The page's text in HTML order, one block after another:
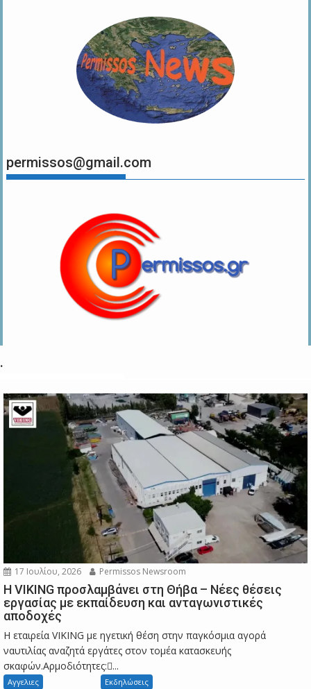
permissos@gmail.com
.
17 Ιουλίου, 2026 Permissos Newsroom
Η VIKING προσλαμβάνει στη Θήβα – Νέες θέσεις
εργασίας με εκπαίδευση και ανταγωνιστικές
αποδοχές
Η εταιρεία VIKING με ηγετική θέση στην παγκόσμια αγορά
ναυτιλίας αναζητά εργάτες στον τομέα κατασκευής
σκαφών.Αρμοδιότητες:...
Αγγελιες Εκδηλώσεις